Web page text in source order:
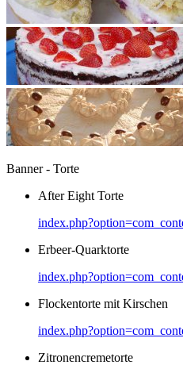
Banner - Torte
After Eight Torte
Erbeer-Quarktorte
Flockentorte mit Kirschen
Zitronencremetorte